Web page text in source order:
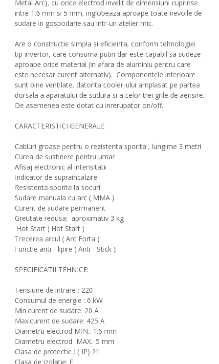
Metal Arc), cu orice electrod invelit de dimensiuni cuprinse
intre 1.6 mm si 5 mm, inglobeaza aproape toate nevoile de
sudare in gospodarie sau intr-un atelier mic.
Are o constructie simpla si eficienta, conform tehnologiei
tip invertor, care consuma putin dar este capabil sa sudeze
aproape orice material (in afara de aluminiu pentru care
este necesar curent alternativ). Componentele interioare
sunt bine ventilate, datorita cooler-ului amplasat pe partea
dorsala a aparatului de sudura si a celor trei grile de aerisire.
De asemenea este dotat cu inrerupator on/off.
CARACTERISTICI GENERALE
Cabluri groase pentru o rezistenta sporita , lungime 3 metri
Curea de sustinere pentru umar
Afisaj electronic al intensitatii
Indicator de supraincalzire
Resistenta sporita la socuri
Sudare manuala cu arc ( MMA )
Curent de sudare permanent
Greutate redusa: aproximativ 3 kg
Hot Start ( Hot Start )
Trecerea arcul ( Arc Forta )
Functie anti - lipire ( Anti - Stick )
SPECIFICATII TEHNICE:
Tensiune de intrare : 220
Consumul de energie : 6 kW
Min.curent de sudare: 20 A
Max.curent de sudare: 425 A
Diametru electrod MIN.: 1.6 mm
Diametru electrod MAX.: 5 mm
Clasa de protectie : ( IP) 21
Clasa de izolatie: F